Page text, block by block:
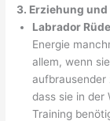
3. Erziehung
Labrador
Energie
allem, wenn
aufbrausender
dass sie in der
Training